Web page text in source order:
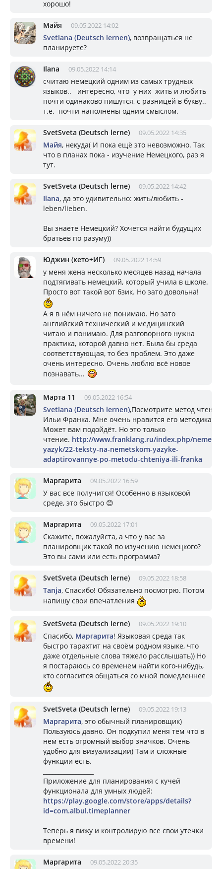
хорошо!
Майя 09.05.2022 14:02
Svetlana (Deutsch lernen), возвращаться не
планируете?
Ilana 09.05.2022 14:14
считаю немецкий одним из самых трудных
языков.. интересно, что у них жить и любить
почти одинаково пишутся, с разницей в букву..
т.е. почти наполнены одним смыслом.
SvetSveta (Deutsch lerne) 09.05.2022 14:35
Майя, некуда( И пока ещё это невозможно. Так
что в планах пока - изучение Немецкого, раз я
тут.
SvetSveta (Deutsch lerne) 09.05.2022 14:42
Ilana, да это удивительно: жить/любить -
leben/lieben.
Вы знаете Немецкий? Хочется найти будущих
братьев по разуму))
Юджин (кето+ИГ) 09.05.2022 14:59
у меня жена несколько месяцев назад начала
подтягивать немецкий, который учила в школе.
Просто вот такой вот бзик. Но зато довольна!
А я в нём ничего не понимаю. Но зато
английский технический и медицинский
читаю и понимаю. Для разговорного нужна
практика, которой давно нет. Была бы среда
соответствующая, то без проблем. Это даже
очень интересно. Очень люблю всё новое
познавать...
Марта 11 09.05.2022 16:54
Svetlana (Deutsch lernen),Посмотрите метод чтения
Ильи Франка. Мне очень нравится его методика.
Может вам подойдёт. Но это только
чтение. http://www.franklang.ru/index.php/
yazyk/22-teksty-na-nemetskom-yazyke-
adaptirovannye-po-metodu-chteniya-ili-franka
Маргарита 09.05.2022 16:59
У вас все получится! Особенно в языковой
среде, это быстро 😊
Маргарита 09.05.2022 17:01
Скажите, пожалуйста, а что у вас за
планировщик такой по изучению немецкого?
Это вы сами или есть программа?
SvetSveta (Deutsch lerne) 09.05.2022 18:58
Tanja, Спасибо! Обязательно посмотрю. Потом
напишу свои впечатления
SvetSveta (Deutsch lerne) 09.05.2022 19:10
Спасибо, Маргарита! Языковая среда так
быстро тарахтит на своём родном языке, что
даже отдельные слова тяжело расслышать)) Но
я постараюсь со временем найти кого-нибудь,
кто согласится общаться со мной помедленнее
SvetSveta (Deutsch lerne) 09.05.2022 19:13
Маргарита, это обычный планировщик)
Пользуюсь давно. Он подкупил меня тем что в
нем есть огромный выбор значков. Очень
удобно для визуализации) Там и сложные
функции есть.
Приложение для планирования с кучей
функционала для умных людей:
https://play.google.com/store/apps/details?
id=com.albul.timeplanner
Теперь я вижу и контролирую все свои утечки
времени!
Маргарита 09.05.2022 20:35